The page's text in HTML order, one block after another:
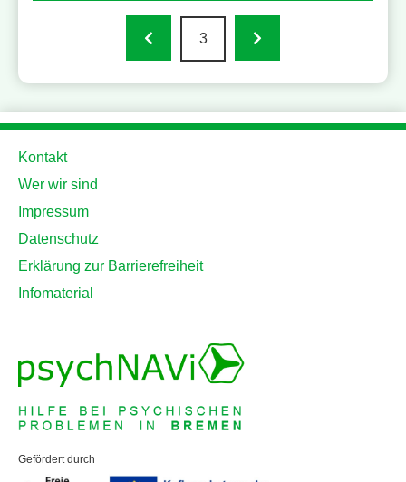
 3 
Kontakt
Wer wir sind
Impressum
Datenschutz
Erklärung zur Barrierefreiheit
Infomaterial
Gefördert durch